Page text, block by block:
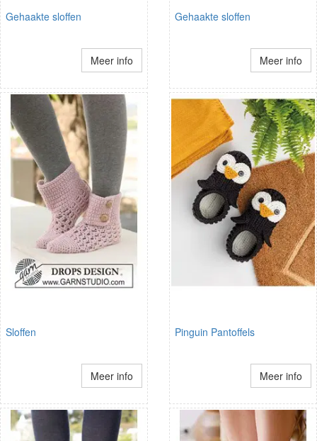
Gehaakte sloffen
Meer info
Gehaakte sloffen
Meer info
Sloffen
Meer info
Pinguin Pantoffels
Meer info